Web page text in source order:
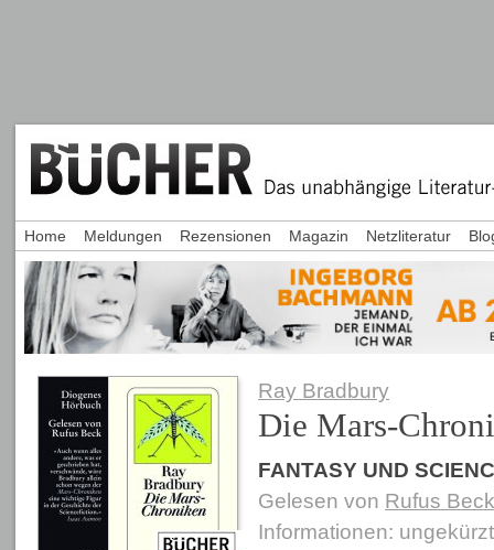
Ray Bradbury
Die Mars-
FANTASY UND
Gelesen von Rufus Beck
Informationen:
Home Meldungen Rezensionen Magazin Netzliteratur